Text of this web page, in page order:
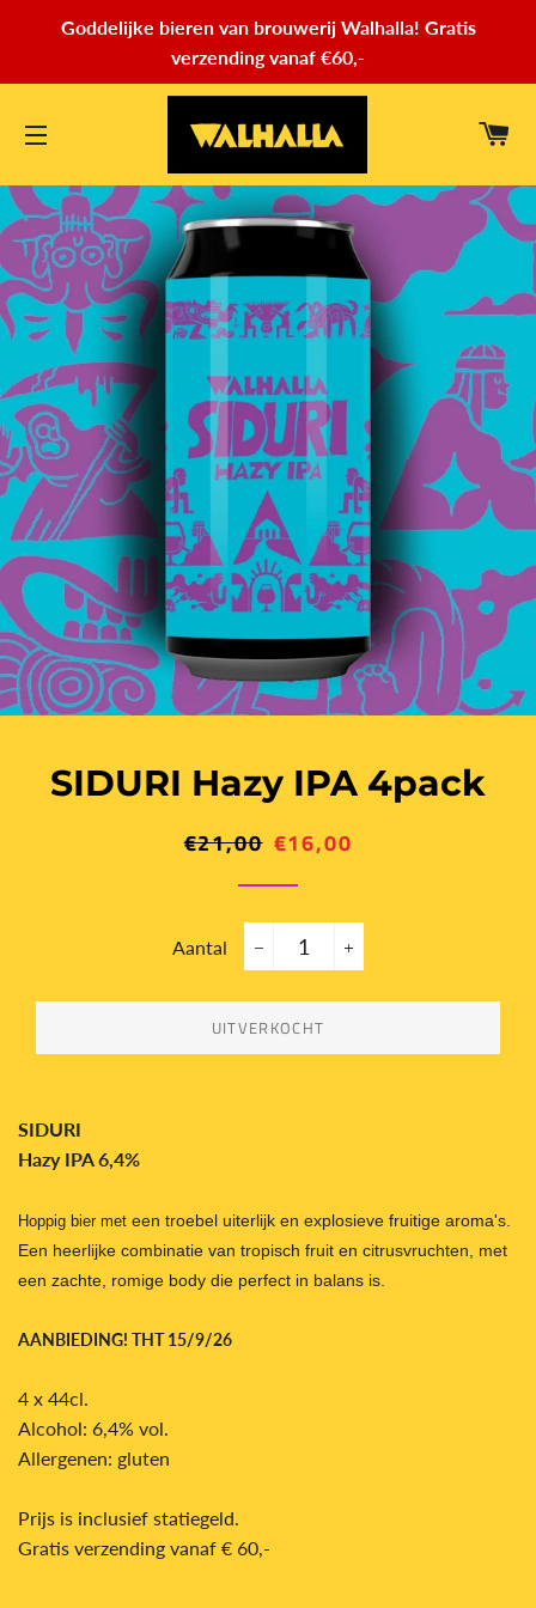
Goddelijke bieren van brouwerij Walhalla! Gratis
verzending vanaf €60,-
SIDURI Hazy IPA 4pack
Normale
€21,00 Aanbiedingsprijs
€16,00
Aantal
−
+
UITVERKOCHT
SIDURI
Hazy IPA 6,4%
Hoppig bier met een troebel uiterlijk en explosieve fruitige aroma's.
Een heerlijke combinatie van tropisch fruit en citrusvruchten, met
een zachte, romige body die perfect in balans is.
AANBIEDING! THT 15/9/26
4 x 44cl.
Alcohol: 6,4% vol.
Allergenen: gluten
Prijs is inclusief statiegeld.
Gratis verzending vanaf € 60,-